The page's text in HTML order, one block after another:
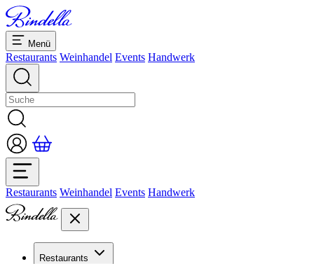
Menü
Restaurants Weinhandel Events Handwerk
Restaurants Weinhandel Events Handwerk
Restaurants